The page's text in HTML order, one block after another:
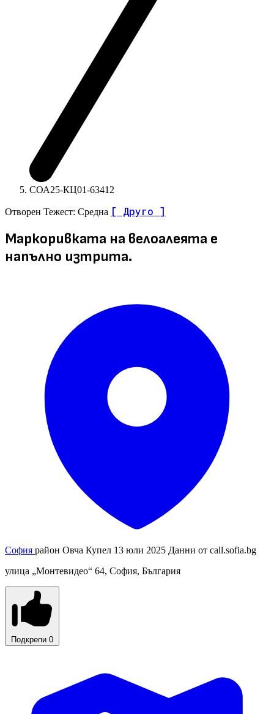
СОА25-КЦ01-63412
Отворен Тежест: Средна [ Друго ]
Маркоривката на велоалеята е
напълно изтрита.
София район Овча Купел 13 юли 2025 Данни от call.sofia.bg
улица „Монтевидео“ 64, София, България
Подкрепи 0